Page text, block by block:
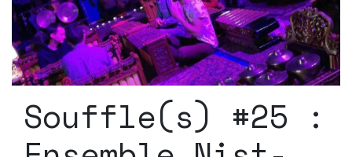
Souffle(s) #25 :